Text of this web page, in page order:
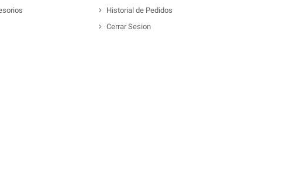
Historial de Pedidos
Cerrar Sesion